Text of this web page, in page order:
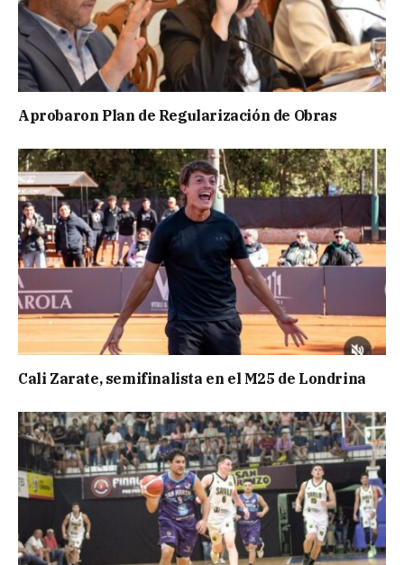
Aprobaron Plan de Regularización de Obras
Cali Zarate, semifinalista en el M25 de Londrina